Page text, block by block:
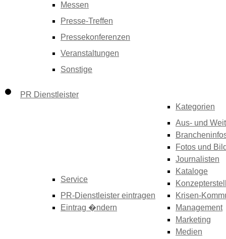
Messen
Presse-Treffen
Pressekonferenzen
Veranstaltungen
Sonstige
PR Dienstleister
Service
PR-Dienstleister eintragen
Eintrag �ndern
Kategorien
Aus- und
Fotos und
Journalisten
Kataloge
Krisen-
Management
Marketing
Medien